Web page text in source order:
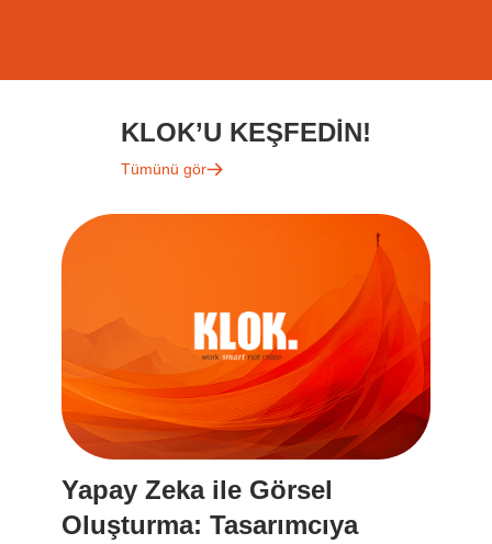
KLOK’U KEŞFEDİN!
Tümünü gör
Yapay Zeka ile Görsel
Oluşturma: Tasarımcıya